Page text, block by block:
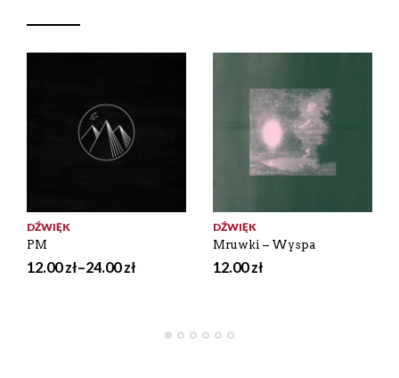
DŹWIĘK
PM
12.00zł–24.00zł
DŹWIĘK
Mruwki – Wyspa
12.00zł